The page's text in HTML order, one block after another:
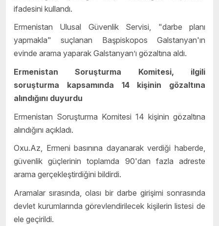
ifadesini kullandı.
Ermenistan Ulusal Güvenlik Servisi, "darbe planı
yapmakla" suçlanan Başpiskopos Galstanyan'ın
evinde arama yaparak Galstanyan’ı gözaltına aldı.
Ermenistan Soruşturma Komitesi, ilgili
soruşturma kapsamında 14 kişinin gözaltına
alındığını duyurdu
Ermenistan Soruşturma Komitesi 14 kişinin gözaltına
alındığını açıkladı.
Oxu.Az, Ermeni basınına dayanarak verdiği haberde,
güvenlik güçlerinin toplamda 90'dan fazla adreste
arama gerçekleştirdiğini bildirdi.
Aramalar sırasında, olası bir darbe girişimi sonrasında
devlet kurumlarında görevlendirilecek kişilerin listesi de
ele geçirildi.